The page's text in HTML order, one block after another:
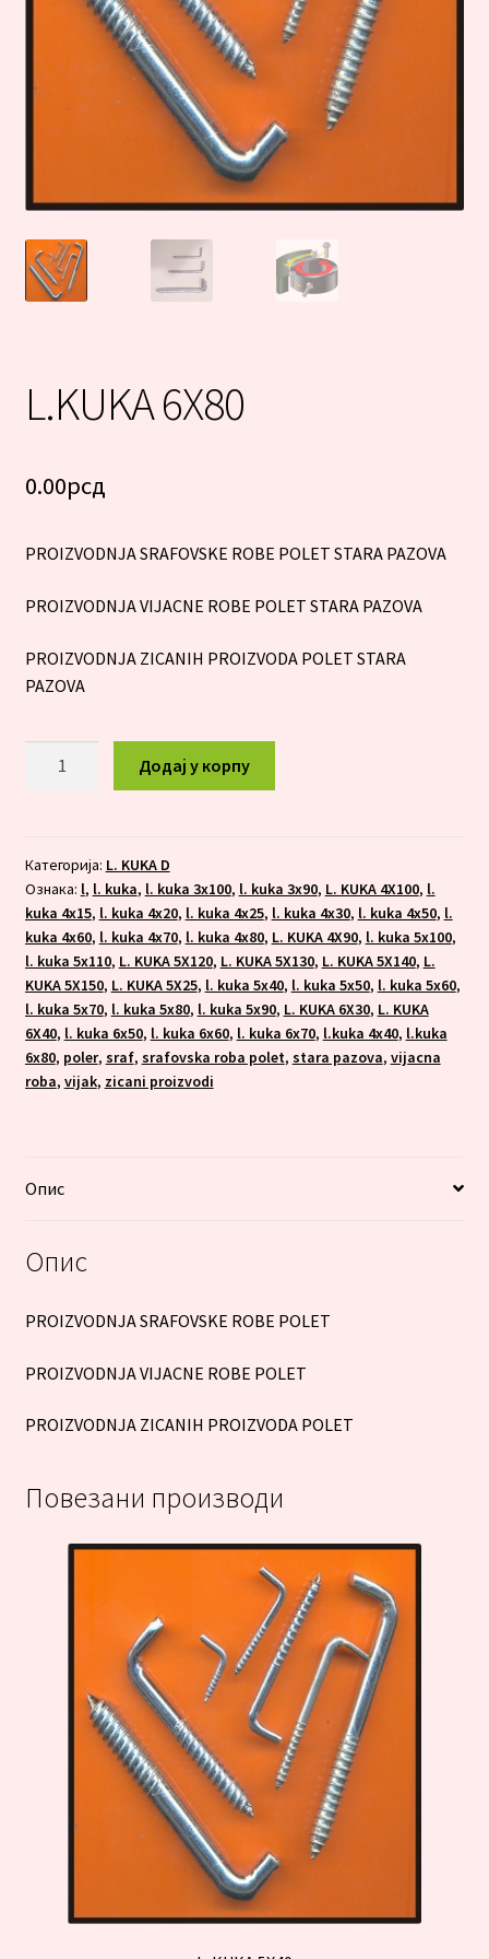
L.KUKA 6X80
0.00рсд
PROIZVODNJA SRAFOVSKE ROBE POLET STARA PAZOVA
PROIZVODNJA VIJACNE ROBE POLET STARA PAZOVA
PROIZVODNJA ZICANIH PROIZVODA POLET STARA
PAZOVA
Додај у корпу
Категорија: L. KUKA D
Ознака: l, l. kuka, l. kuka 3x100, l. kuka 3x90, L. KUKA 4X100, l.
kuka 4x15, l. kuka 4x20, l. kuka 4x25, l. kuka 4x30, l. kuka 4x50, l.
kuka 4x60, l. kuka 4x70, l. kuka 4x80, L. KUKA 4X90, l. kuka 5x100,
l. kuka 5x110, L. KUKA 5X120, L. KUKA 5X130, L. KUKA 5X140, L.
KUKA 5X150, L. KUKA 5X25, l. kuka 5x40, l. kuka 5x50, l. kuka 5x60,
l. kuka 5x70, l. kuka 5x80, l. kuka 5x90, L. KUKA 6X30, L. KUKA
6X40, l. kuka 6x50, l. kuka 6x60, l. kuka 6x70, l.kuka 4x40, l.kuka
6x80, poler, sraf, srafovska roba polet, stara pazova, vijacna
roba, vijak, zicani proizvodi
Опис
Опис
PROIZVODNJA SRAFOVSKE ROBE POLET
PROIZVODNJA VIJACNE ROBE POLET
PROIZVODNJA ZICANIH PROIZVODA POLET
Повезани производи